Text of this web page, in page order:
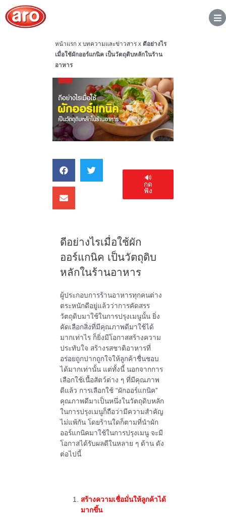
หน้าแรกx บทความและข่าวสารx ดีอย่างไร
เมื่อใช้ผักออร์แกนิค เป็นวัตถุดิบหลักในร้าน
อาหาร
🔊
กด
ฟัง
ดีอย่างไรเมื่อใช้ผัก
ออร์แกนิค เป็นวัตถุดิบ
หลักในร้านอาหาร
ผู้ประกอบการร้านอาหารทุกคนต่าง
ตระหนักดีอยู่แล้วว่าการคัดสรร
วัตถุดิบมาใช้ในการปรุงเมนูนั้น ยิ่ง
คัดเลือกสิ่งที่มีคุณภาพดีมาใช้ได้
มากเท่าไร ก็ยิ่งมีโอกาสสร้างความ
ประทับใจ สร้างรสชาติอาหารที่
อร่อยถูกปากถูกใจให้ลูกค้าชื่นชอบ
ได้มากเท่านั้น แต่ทั้งนี้ นอกจากการ
เลือกใช้เนื้อสัตว์ต่าง ๆ ที่มีคุณภาพ
ดีแล้ว การเลือกใช้ “ผักออร์แกนิค”
คุณภาพดีมาเป็นหนึ่งในวัตถุดิบหลัก
ในการปรุงเมนูก็ถือว่ามีความสำคัญ
ไม่แพ้กัน โดยร้านใดก็ตามที่นำผัก
ออร์แกนิคมาใช้ในการปรุงเมนู จะมี
โอกาสได้รับผลดีในหลาย ๆ ด้าน ดัง
ต่อไปนี้
สร้างความเชื่อมั่นให้ลูกค้าได้
มากขึ้น